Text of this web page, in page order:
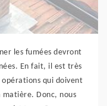
les fumées devront
En fait, il est très
qui doivent
matière. Donc, nous